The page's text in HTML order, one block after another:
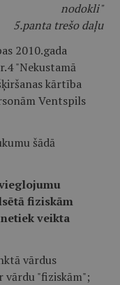
nodokli"
5.panta trešo daļu
2010.gada
"Nekustamā
kārtība
Ventspils
šādā
fiziskām
veikta
vārdus
vārdu "fiziskām";